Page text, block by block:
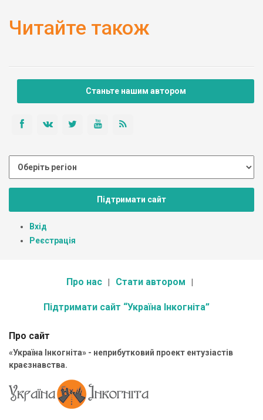
Читайте також
Станьте нашим автором
Підтримати сайт
Вхід
Реєстрація
Про нас Стати автором
Підтримати сайт “Україна Інкогніта”
Про сайт
«Україна Інкогніта» - неприбутковий проект ентузіастів
краєзнавства.